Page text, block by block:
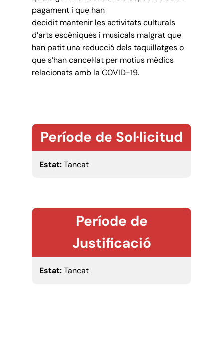
pagament i que han
decidit mantenir les activitats culturals
d’arts escèniques i musicals malgrat que
han patit una reducció dels taquillatges o
que s’han cancel·lat per motius mèdics
relacionats amb la COVID-19.
Període de Sol·licitud
Estat:Tancat
Període de
Justificació
Estat:Tancat